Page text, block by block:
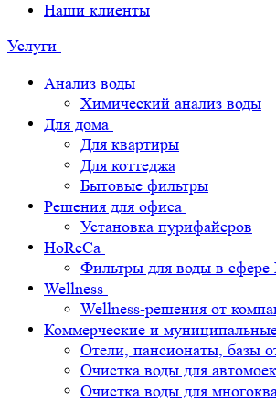
Наши клиенты
Услуги
Анализ воды
Химический анализ воды
Для дома
Для квартиры
Для коттеджа
Бытовые фильтры
Решения для офиса
Установка пурифайеров
HoReCa
Фильтры для воды в сфере
Wellness
Wellness-решения от
Коммерческие и
Отели, пансионаты, базы
Очистка воды для автомоек
Очистка воды для